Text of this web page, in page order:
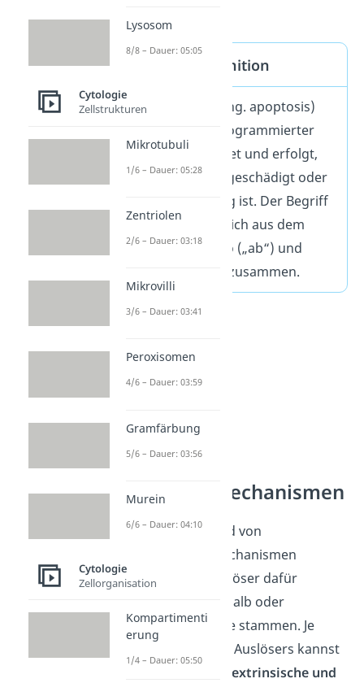
Apoptose Definition
Die Apoptose (eng. apoptosis)
wird auch als programmierter
Zelltod bezeichnet und erfolgt,
wenn eine Zelle geschädigt oder
funktionsunfähig ist. Der Begriff
Apoptose setzt sich aus dem
griechischen apo („ab“) und
ptosis („fallen“) zusammen.
Apoptose Mechanismen
Eine Apoptose wird von
verschiedenen Mechanismen
ausgelöst. Die Auslöser dafür
können von innerhalb oder
außerhalb der Zelle stammen. Je
nach Herkunft des Auslösers kannst
intrinsische, extrinsische und
Lysosom
8/8 – Dauer: 05:05
Cytologie
Zellstrukturen
Mikrotubuli
1/6 – Dauer: 05:28
Zentriolen
2/6 – Dauer: 03:18
Mikrovilli
3/6 – Dauer: 03:41
Peroxisomen
4/6 – Dauer: 03:59
Gramfärbung
5/6 – Dauer: 03:56
Murein
6/6 – Dauer: 04:10
Cytologie
Zellorganisation
Kompartimenti
erung
1/4 – Dauer: 05:50